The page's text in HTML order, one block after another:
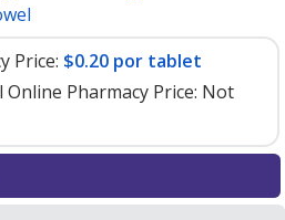
Price: $0.20 por tablet
Pharmacy Price: Not